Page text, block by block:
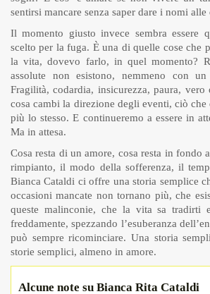
sentirsi mancare senza saper dare i nomi alle
Il momento giusto invece sembra essere
scelto per la fuga. È una di quelle cose che
la vita, dovevo farlo, in quel momento?
assolute non esistono, nemmeno con
Fragilità, codardia, insicurezza, paura,
cosa cambi la direzione degli eventi, ciò che
più lo stesso. E continueremo a essere in
Ma in attesa.
Cosa resta di un amore, cosa resta in fondo
rimpianto, il modo della sofferenza, il
Bianca Cataldi ci offre una storia semplice
occasioni mancate non tornano più, che
queste malinconie, che la vita sa tradirti
freddamente, spezzando l’esuberanza
può sempre ricominciare. Una storia
storie semplici, almeno in amore.
Alcune note su Bianca Rita Cataldi